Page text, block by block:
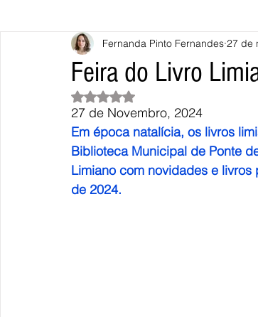
Vila Nova de Cerveira Monção
Terras de Bouro Póvoa de Lanhoso
Continente União Europeia Eurocidades
Feira do Livro
Fernanda Pinto Fernandes 27 de
Avaliado com NaN de 5 estrelas.
27 de Novembro, 2024
Em época natalícia, os livros
Biblioteca Municipal de Ponte
Limiano com novidades e
de 2024.